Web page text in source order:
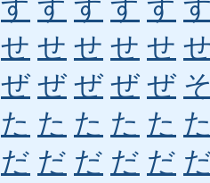
す す す す す
せ せ せ せ せ
ぜ ぜ ぜ ぜ ぜ
た た た た た
だ だ だ だ だ